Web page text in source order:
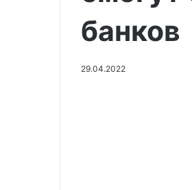
банков
29.04.2022